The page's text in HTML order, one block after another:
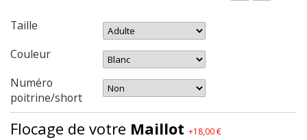
Taille
Couleur
Numéro
poitrine/short
Flocage de votre Maillot +18,00 €